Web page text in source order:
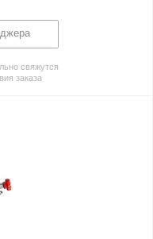
свяжутся
заказа